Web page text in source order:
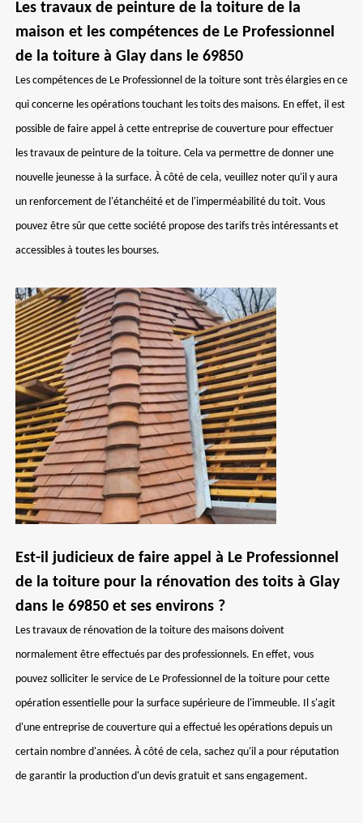
Les travaux de peinture de la toiture de la
maison et les compétences de Le Professionnel
de la toiture à Glay dans le 69850
Les compétences de Le Professionnel de la toiture sont très élargies en ce
qui concerne les opérations touchant les toits des maisons. En effet, il est
possible de faire appel à cette entreprise de couverture pour effectuer
les travaux de peinture de la toiture. Cela va permettre de donner une
nouvelle jeunesse à la surface. À côté de cela, veuillez noter qu'il y aura
un renforcement de l'étanchéité et de l'imperméabilité du toit. Vous
pouvez être sûr que cette société propose des tarifs très intéressants et
accessibles à toutes les bourses.
Est-il judicieux de faire appel à Le Professionnel
de la toiture pour la rénovation des toits à Glay
dans le 69850 et ses environs ?
Les travaux de rénovation de la toiture des maisons doivent
normalement être effectués par des professionnels. En effet, vous
pouvez solliciter le service de Le Professionnel de la toiture pour cette
opération essentielle pour la surface supérieure de l'immeuble. Il s'agit
d'une entreprise de couverture qui a effectué les opérations depuis un
certain nombre d'années. À côté de cela, sachez qu'il a pour réputation
de garantir la production d'un devis gratuit et sans engagement.